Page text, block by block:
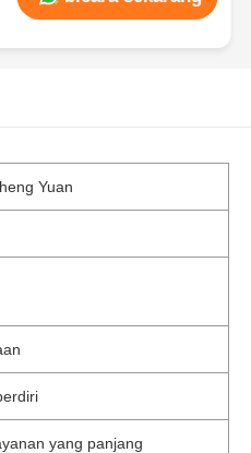
Yuan
yang panjang